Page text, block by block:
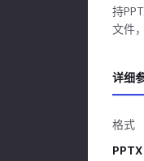
持
文件
详细
格式
PPTX